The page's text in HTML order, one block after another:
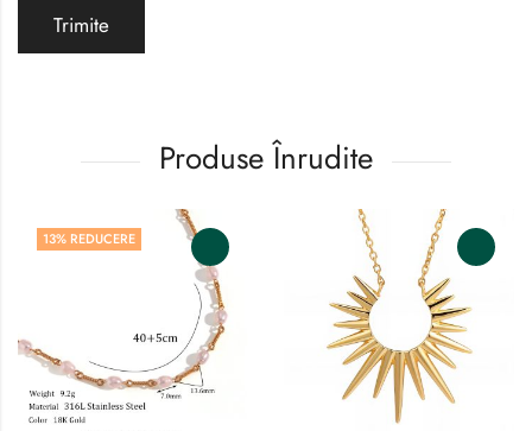
Produse Înrudite
13% REDUCERE